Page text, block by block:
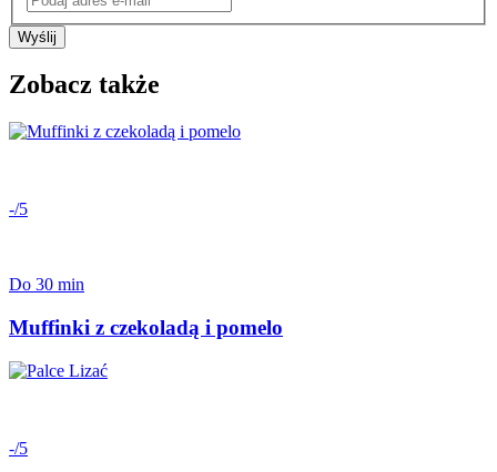
Wyślij
Zobacz także
-/5
Do 30 min
Muffinki z czekoladą i pomelo
-/5